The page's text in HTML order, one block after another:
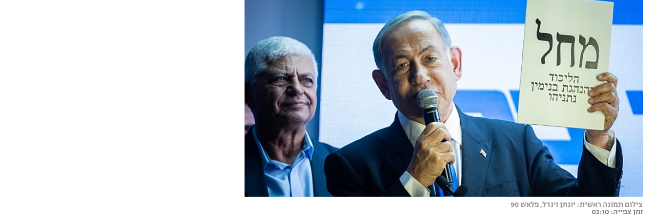
צילום תמונה ראשית: יונתן זינדל, פלאש 90
זמן צפייה: 02:10